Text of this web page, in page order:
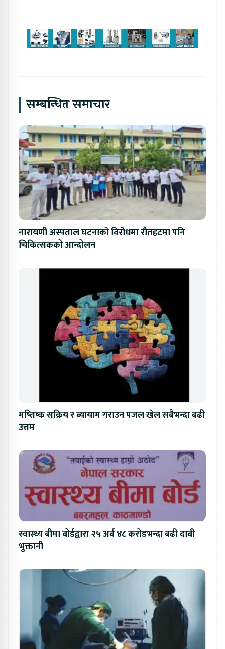
सम्बन्धित समाचार
नारायणी अस्पताल घटनाको विरोधमा रौतहटमा पनि
चिकित्सकको आन्दोलन
मष्तिष्क सक्रिय र ब्यायाम गराउन पजल खेल सबैभन्दा बढी
उत्तम
स्वास्थ्य बीमा बोर्डद्वारा २५ अर्ब ४८ करोडभन्दा बढी दाबी
भुक्तानी